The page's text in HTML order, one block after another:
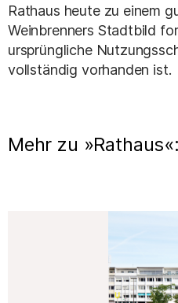
Rathaus heute zu einem
Weinbrenners Stadtbild
ursprüngliche
vollständig vorhanden ist.
Mehr zu »Rathaus«: